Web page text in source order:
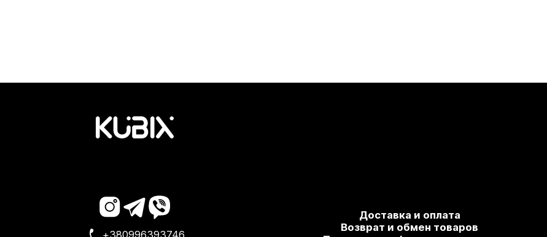
Доставка и оплата
Возврат и обмен товаров